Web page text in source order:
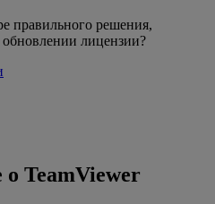
правильного решения,
лицензии?
TeamViewer